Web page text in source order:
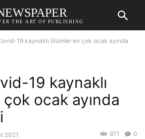
THE ART OF PUBLISHING
19 kaynaklı ölümler en çok ocak ayında
19 kaynaklı
ocak ayında
2021 0
971